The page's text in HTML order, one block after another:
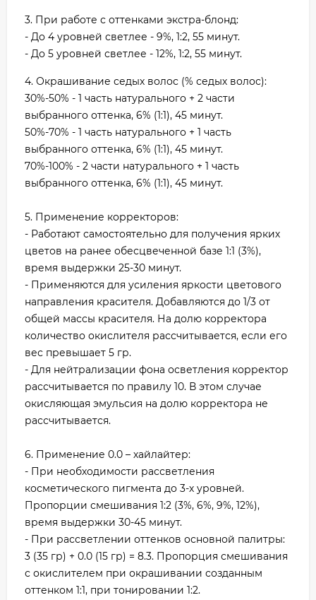
3. При работе с оттенками экстра-блонд:
- До 4 уровней светлее - 9%, 1:2, 55 минут.
- До 5 уровней светлее - 12%, 1:2, 55 минут.
4. Окрашивание седых волос (% седых волос):
30%-50% - 1 часть натурального + 2 части
выбранного оттенка, 6% (1:1), 45 минут.
50%-70% - 1 часть натурального + 1 часть
выбранного оттенка, 6% (1:1), 45 минут.
70%-100% - 2 части натурального + 1 часть
выбранного оттенка, 6% (1:1), 45 минут.
5. Применение корректоров:
- Работают самостоятельно для получения ярких
цветов на ранее обесцвеченной базе 1:1 (3%),
время выдержки 25-30 минут.
- Применяются для усиления яркости цветового
направления красителя. Добавляются до 1/3 от
общей массы красителя. На долю корректора
количество окислителя рассчитывается, если его
вес превышает 5 гр.
- Для нейтрализации фона осветления корректор
рассчитывается по правилу 10. В этом случае
окисляющая эмульсия на долю корректора не
рассчитывается.
6. Применение 0.0 – хайлайтер:
- При необходимости рассветления
косметического пигмента до 3-х уровней.
Пропорции смешивания 1:2 (3%, 6%, 9%, 12%),
время выдержки 30-45 минут.
- При рассветлении оттенков основной палитры:
3 (35 гр) + 0.0 (15 гр) = 8.3. Пропорция смешивания
с окислителем при окрашивании созданным
оттенком 1:1, при тонировании 1:2.